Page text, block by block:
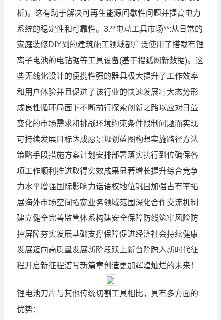
析)。这有助于解决可再生能源间歇性问题并提高电力
系统的稳定性和可靠性。3.**电动工具市场**:从日常的
家庭装修DIY到的建筑施工领域都广泛使用了搭载有锂
离子电池的电钻锯等工具设备(基于搜狐网新数据)。这
些无线化设计的便携性强的器具极大提升了工作效率
和用户体验并且促进了该行业的快速发展壮大态势形
成良性循环局面下不断前行探索创新之路以应对日益
变化的市场需求和挑战环境约束条件限制问题而实现
可持续发展目标达成愿景规划蓝图构想实施路径方法
策略手段措施方案计划安排部署落实执行到位确保各
项工作顺利推进取得实效成果显著增长提升综合竞争
力水平增强国际影响力话语权地位巩固加强占有率拓
展海外市场空间拓宽业务领域范围深化合作交流机制
建立健全完善监管体系构建安全保障防线筑牢风险防
控屏障夯实发展基础支撑保障促进经济社会持续健康
发展迈向高质量发展新阶段跃上新台阶跨入新时代征
程开启新征程谱写新篇章创造更加辉煌灿烂的未来！
锂电池刀片与其他传统切割工具相比，具有多方面的
优势：